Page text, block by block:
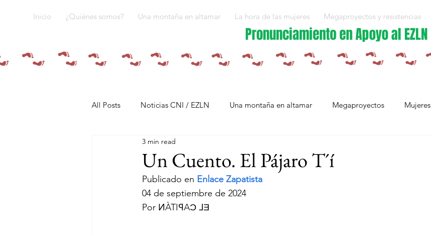
Inicio ¿Quiénes somos? Una montaña en altamar La hora de las mujeres Megaproyectos y resistencias
Pronunciamiento en Apoyo al EZLN
All Posts Noticias CNI / EZLN Una montaña en altamar Megaproyectos Mujeres
Pandemia y pueblos indígenas
Resistencias Tren Maya Plan Integral Morelos
Un Cuento. El Pájaro T´í
3 min read
Publicado en Enlace Zapatista
04 de septiembre de 2024
Por ͶÀTIꟼAƆ ⅃Ǝ